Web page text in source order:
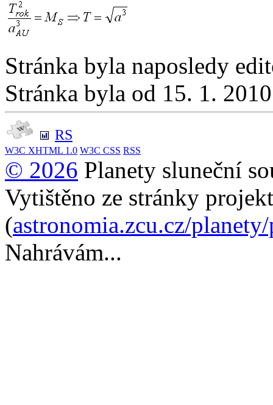
Stránka byla naposledy
Stránka byla od 15. 1.
RS
W3C XHTML 1.0 W3C CSS RSS
© 2026 Planety sluneční
Vytištěno ze stránky
(astronomia.zcu.cz/
Nahrávám...